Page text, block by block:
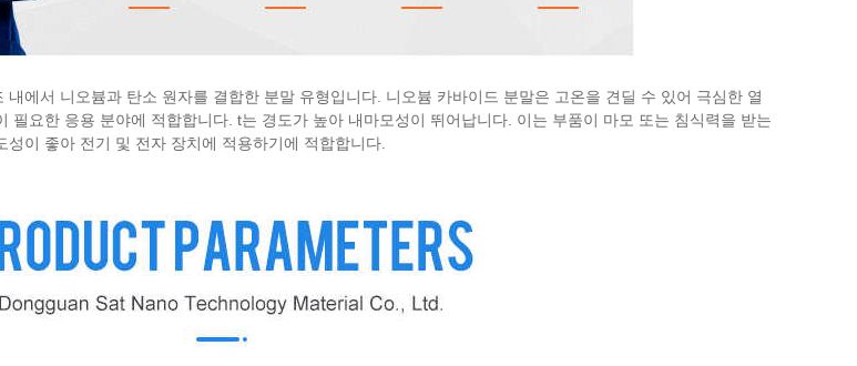
내에서 니오븀과 탄소 원자를 결합한 분말 유형입니다. 니오븀 카바이드 분말은 고온을 견딜 수 있어 극심한 열
필요한 응용 분야에 적합합니다. t는 경도가 높아 내마모성이 뛰어납니다. 이는 부품이 마모 또는 침식력을 받는
이 좋아 전기 및 전자 장치에 적용하기에 적합합니다.